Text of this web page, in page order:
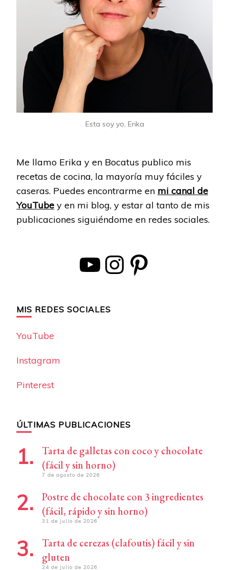
Esta soy yo, Erika
Me llamo Erika y en Bocatus publico mis
recetas de cocina, la mayoría muy fáciles y
caseras. Puedes encontrarme en mi canal de
YouTube y en mi blog, y estar al tanto de mis
publicaciones siguiéndome en redes sociales.
YouTube Instagram Pinterest
MIS REDES SOCIALES
YouTube
Instagram
Pinterest
ÚLTIMAS PUBLICACIONES
Tarta de galletas con coco y chocolate
(fácil y sin horno)
7 de agosto de 2026
Postre de chocolate con 3 ingredientes
(fácil, rápido y sin horno)
31 de julio de 2026
Tarta de cerezas (clafoutis) fácil y sin
gluten
24 de julio de 2026